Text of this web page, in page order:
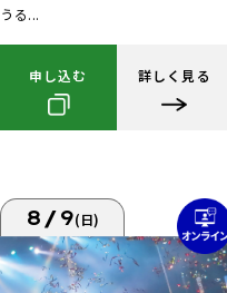
うる...
申し込む 詳しく見る
8/9(日)